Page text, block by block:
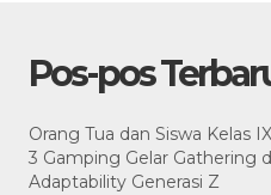
Pos-pos
Orang Tua dan Siswa Kelas
3 Gamping Gelar Gathering
Adaptability Generasi Z